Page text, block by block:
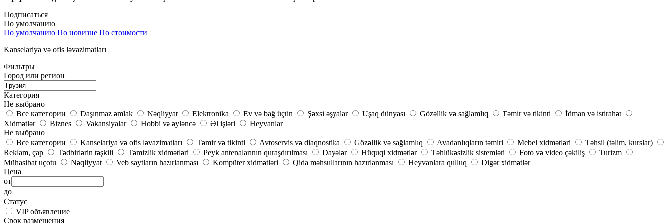
Подписаться
По умолчанию
По умолчанию По новизне По стоимости
Kanselariya və ofis ləvazimatları
Фильтры
Город или регион
Категория
Не выбрано
Все категории
Daşınmaz əmlak Nəqliyyat Elektronika Ev və bağ üçün Şəxsi əşyalar Uşaq dünyası Gözəllik və sağlamlıq Təmir və tikinti
İdman və istirahət
Xidmətlər
Biznes Vakansiyalar Hobbi və əyləncə Əl işləri
Heyvanlar
Не выбрано
Все категории
Kanselariya və ofis ləvazimatları Təmir və tikinti Avtoservis və diaqnostika Gözəllik və sağlamlıq Avadanlıqların təmiri Mebel xidmətləri
Təhsil (təlim, kurslar)
Reklam, çap
Tədbirlərin təşkili Təmizlik xidmətləri Peyk antenalarının quraşdırılması Dayələr Hüquqi xidmətlər Təhlükəsizlik sistemləri Foto və video çəkiliş
Turizm
Mühasibat uçotu
Nəqliyyat Veb saytların hazırlanması Kompüter xidmətləri Qida məhsullarının hazırlanması Heyvanlara qulluq
Digər xidmətlər
Цена
от
до
Статус
VIP объявление
Срок размещения